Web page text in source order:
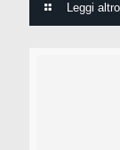
Leggi altro